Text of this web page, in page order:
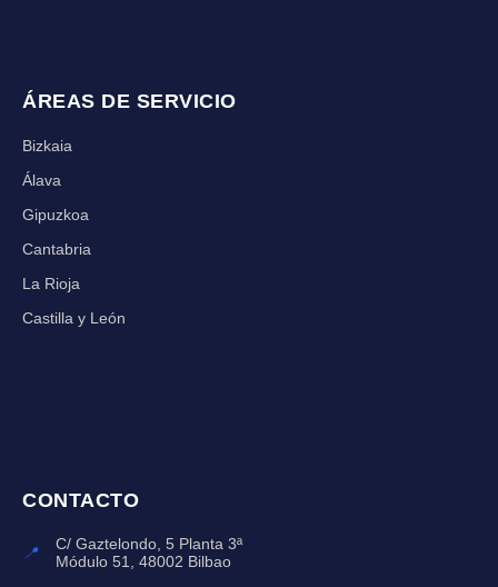
ÁREAS DE SERVICIO
Bizkaia
Álava
Gipuzkoa
Cantabria
La Rioja
Castilla y León
CONTACTO
📍
C/ Gaztelondo, 5 Planta 3ª
Módulo 51, 48002 Bilbao